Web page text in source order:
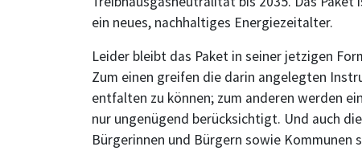
ein neues, nachhaltiges Energiezeitalter.
Leider bleibt das Paket in seiner jetzigen
Zum einen greifen die darin angelegten
entfalten zu können; zum anderen werden
nur ungenügend berücksichtigt. Und auch
Bürgerinnen und Bürgern sowie Kommunen